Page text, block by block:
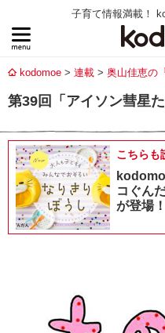
子育て情報満載！
kodomoe 連載 奥山佳恵の
第39回「アイソン彗星た
こちらも
コぐん
が登場！